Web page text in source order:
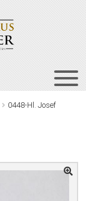
0448-Hl. Josef